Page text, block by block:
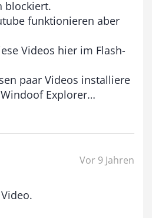
3
0
blockiert.
funktionieren aber
Videos hier im Flash-
paar Videos installiere
Explorer…
Vor 9 Jahren